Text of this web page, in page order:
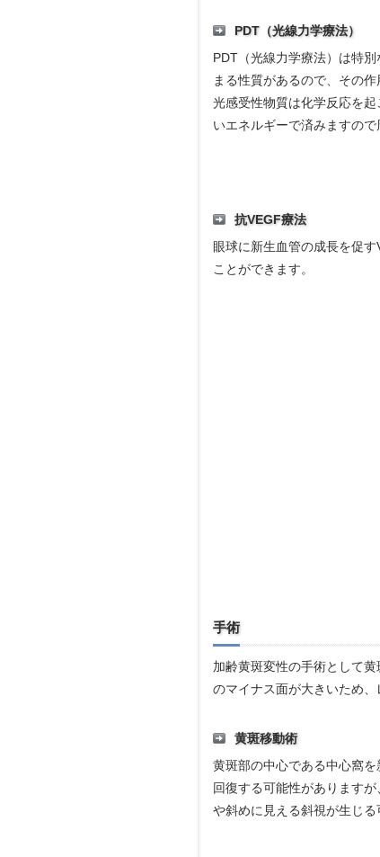
PDT（光線力学療法）
PDT（光線力学療法）は特
まる性質があるので、その
光感受性物質は化学反応を
いエネルギーで済みますの
抗VEGF療法
眼球に新生血管の成長を促
ことができます。
手術
加齢黄斑変性の手術として
のマイナス面が大きいため、
黄斑移動術
黄斑部の中心である中心窩
回復する可能性があります
や斜めに見える斜視が生じ